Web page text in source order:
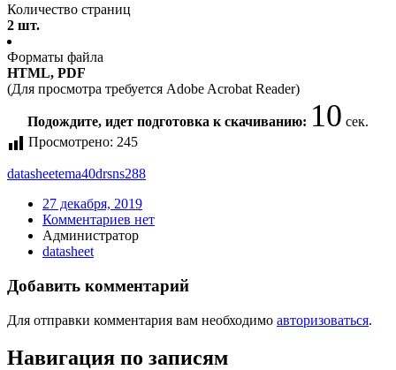
Количество страниц
2 шт.
Форматы файла
HTML, PDF
(Для просмотра требуется Adobe Acrobat Reader)
Подождите, идет подготовка к скачиванию: 10 сек.
Просмотрено: 245
datasheetema40drsns288
27 декабря, 2019
Комментариев нет
Администратор
datasheet
Добавить комментарий
Для отправки комментария вам необходимо авторизоваться.
Навигация по записям